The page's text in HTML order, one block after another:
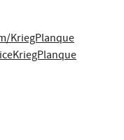
KriegPlanque